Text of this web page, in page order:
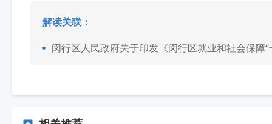
解读关联：
闵行区人民政府关于印发《闵行区就业和社会保障